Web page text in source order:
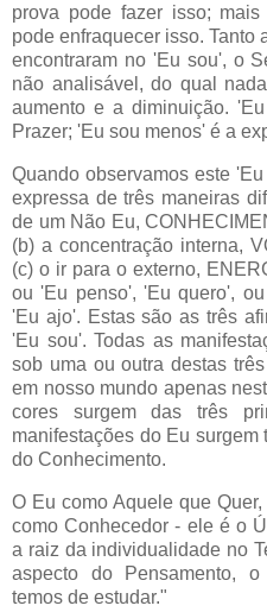
prova pode fazer isso; mais
pode enfraquecer isso. Tanto
encontraram no 'Eu sou', o
não analisável, do qual
aumento e a diminuição.
Prazer; 'Eu sou menos' é a
Quando observamos este
expressa de três maneiras
de um Não Eu,
(b) a concentração interna,
(c) o ir para o externo,
ou 'Eu penso', 'Eu quero',
'Eu ajo'. Estas são as três
'Eu sou'. Todas as
sob uma ou outra destas
em nosso mundo apenas
cores surgem das três
manifestações do Eu surgem
do Conhecimento.
O Eu como Aquele que
como Conhecedor - ele é o
a raiz da individualidade no
aspecto do Pensamento,
temos de estudar."